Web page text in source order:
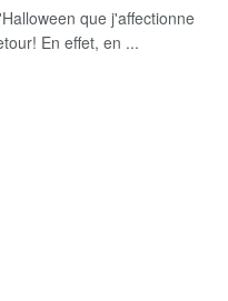
que j'affectionne
En effet, en ...